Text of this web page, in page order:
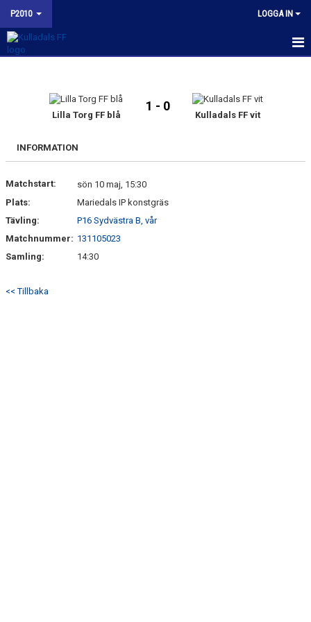
P2010 LOGGA IN
MATCHER
TRUPPEN
BILDGALLERI
Lilla Torg FF blå
1 - 0
Kulladals FF vit
INFORMATION
Matchstart:
sön 10 maj, 15:30
Plats:
Mariedals IP konstgräs
Tävling:
P16 Sydvästra B, vår
Matchnummer: 131105023
Samling:
14:30
<< Tillbaka